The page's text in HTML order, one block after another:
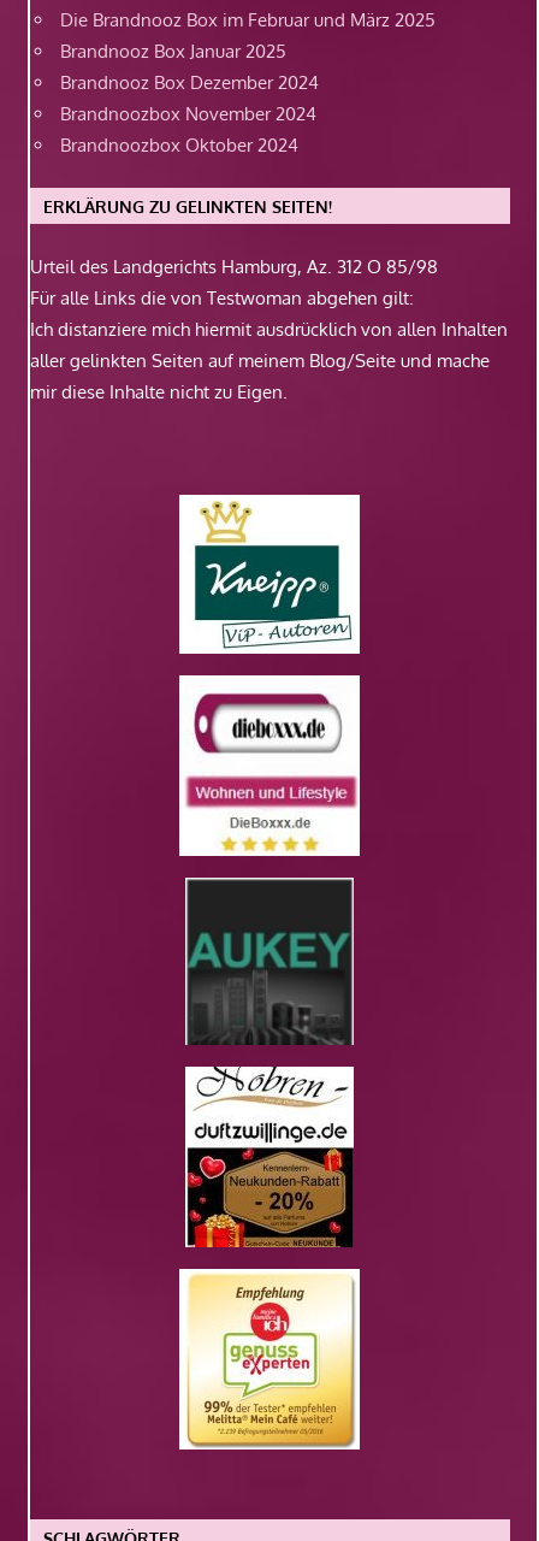
Die Brandnooz Box im Februar und März 2025
Brandnooz Box Januar 2025
Brandnooz Box Dezember 2024
Brandnoozbox November 2024
Brandnoozbox Oktober 2024
ERKLÄRUNG ZU GELINKTEN SEITEN!
Urteil des Landgerichts Hamburg, Az. 312 O 85/98
Für alle Links die von Testwoman abgehen gilt:
Ich distanziere mich hiermit ausdrücklich von allen Inhalten
aller gelinkten Seiten auf meinem Blog/Seite und mache
mir diese Inhalte nicht zu Eigen.